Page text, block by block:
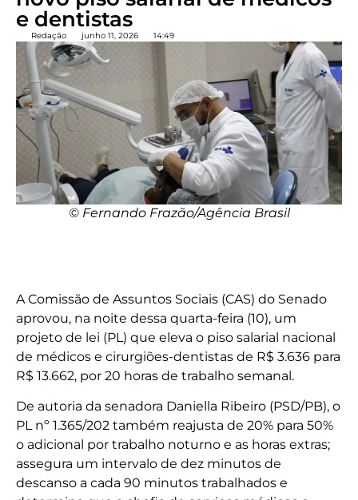
e dentistas
Redação junho 11, 2026 14:49
© Fernando Frazão/Agência Brasil
A Comissão de Assuntos Sociais (CAS) do Senado
aprovou, na noite dessa quarta-feira (10), um
projeto de lei (PL) que eleva o piso salarial nacional
de médicos e cirurgiões-dentistas de R$ 3.636 para
R$ 13.662, por 20 horas de trabalho semanal.
De autoria da senadora Daniella Ribeiro (PSD/PB), o
PL nº 1.365/202 também reajusta de 20% para 50%
o adicional por trabalho noturno e as horas extras;
assegura um intervalo de dez minutos de
descanso a cada 90 minutos trabalhados e